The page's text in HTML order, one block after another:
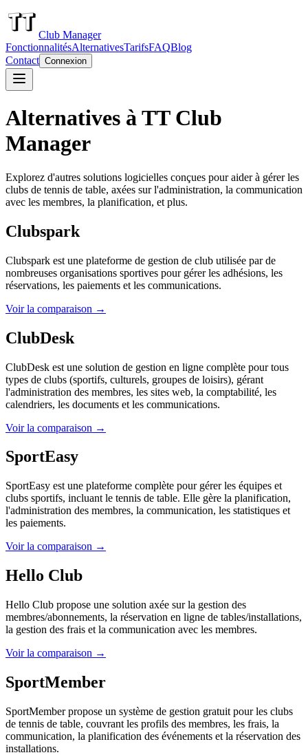
Club Manager
FonctionnalitésAlternativesTarifsFAQBlog
Contact Connexion
Alternatives à TT Club
Manager
Explorez d'autres solutions logicielles conçues pour aider à gérer les
clubs de tennis de table, axées sur l'administration, la communication
avec les membres, la planification, et plus.
Clubspark
Clubspark est une plateforme de gestion de club utilisée par de
nombreuses organisations sportives pour gérer les adhésions, les
réservations, les paiements et les communications.
Voir la comparaison →
ClubDesk
ClubDesk est une solution de gestion en ligne complète pour tous
types de clubs (sportifs, culturels, groupes de loisirs), gérant
l'administration des membres, les sites web, la comptabilité, les
calendriers, les documents et les communications.
Voir la comparaison →
SportEasy
SportEasy est une plateforme complète pour gérer les équipes et
clubs sportifs, incluant le tennis de table. Elle gère la planification,
l'administration des membres, la communication, les statistiques et
les paiements.
Voir la comparaison →
Hello Club
Hello Club propose une solution axée sur la gestion des
membres/abonnements, la réservation en ligne de tables/installations,
la gestion des frais et la communication avec les membres.
Voir la comparaison →
SportMember
SportMember propose un système de gestion gratuit pour les clubs
de tennis de table, couvrant les profils des membres, les frais, la
communication, la planification des événements et la réservation des
installations.